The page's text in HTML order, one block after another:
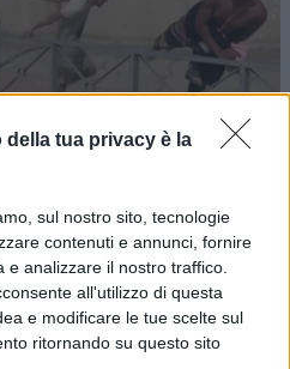
della tua privacy è la
sul nostro sito, tecnologie
contenuti e annunci, fornire
analizzare il nostro traffico.
all'utilizzo di questa
e modificare le tue scelte sul
ritornando su questo sito